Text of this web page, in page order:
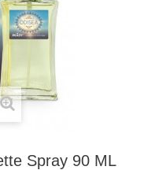
Spray 90 ML